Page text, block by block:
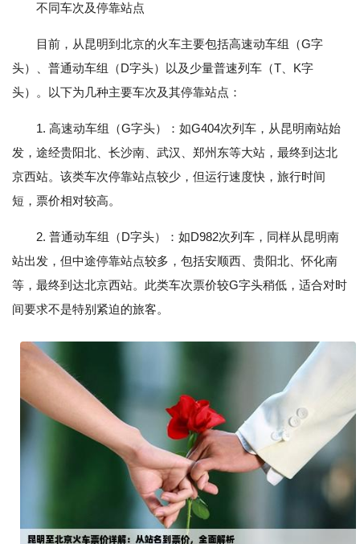
不同车次及停靠站点
目前，从昆明到北京的火车主要包括高速动车组（G字
头）、普通动车组（D字头）以及少量普速列车（T、K字
头）。以下为几种主要车次及其停靠站点：
1. 高速动车组（G字头）：如G404次列车，从昆明南站始
发，途经贵阳北、长沙南、武汉、郑州东等大站，最终到达北
京西站。该类车次停靠站点较少，但运行速度快，旅行时间
短，票价相对较高。
2. 普通动车组（D字头）：如D982次列车，同样从昆明南
站出发，但中途停靠站点较多，包括安顺西、贵阳北、怀化南
等，最终到达北京西站。此类车次票价较G字头稍低，适合对时
间要求不是特别紧迫的旅客。